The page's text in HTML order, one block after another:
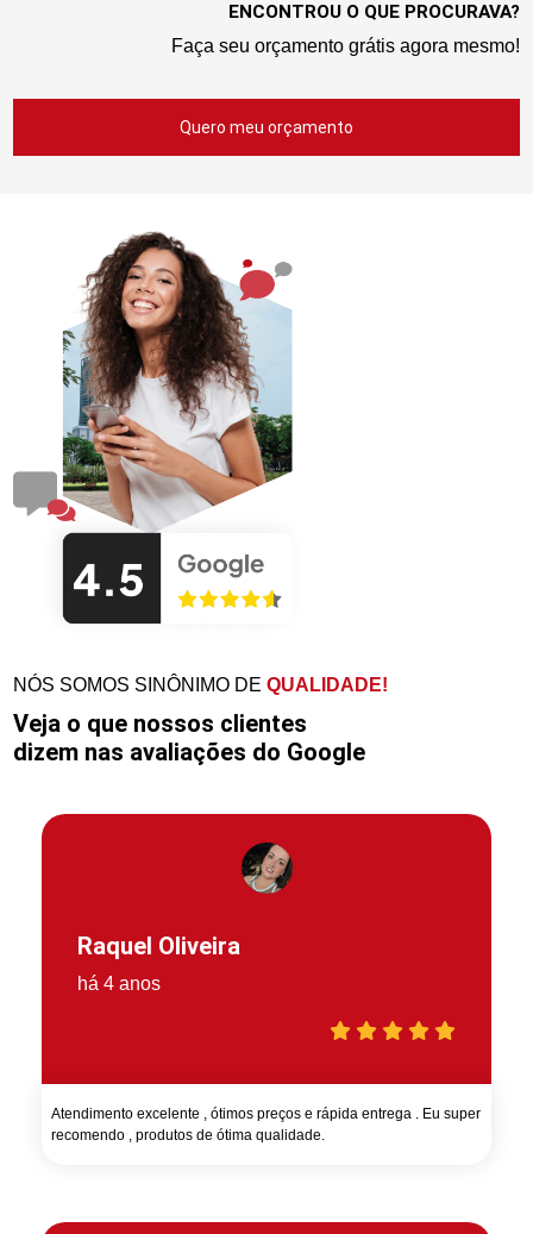
ENCONTROU O QUE PROCURAVA?
Faça seu orçamento grátis agora mesmo!
Quero meu orçamento
NÓS SOMOS SINÔNIMO DEQUALIDADE!
Veja o que nossos clientes
dizem nas avaliações do Google
Raquel Oliveira
há 4 anos
Atendimento excelente , ótimos preços e rápida entrega . Eu super
recomendo , produtos de ótima qualidade.